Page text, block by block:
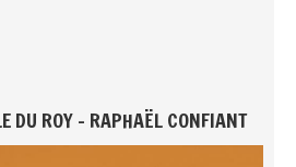
DU ROY - RAPHAËL CONFIANT